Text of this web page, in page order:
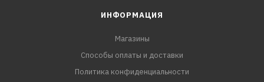
ИНФОРМАЦИЯ
Магазины
Способы оплаты и доставки
Политика конфиденциальности